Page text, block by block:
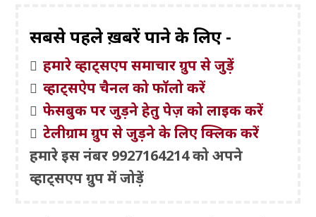
सबसे पहले ख़बरें पाने के लिए -
हमारे व्हाट्सएप समाचार ग्रुप से जुड़ें
व्हाट्सऐप चैनल को फॉलो करें
फेसबुक पर जुड़ने हेतु पेज़ को लाइक करें
टेलीग्राम ग्रुप से जुड़ने के लिए क्लिक करें
हमारे इस नंबर 9927164214 को अपने
व्हाट्सएप ग्रुप में जोड़ें